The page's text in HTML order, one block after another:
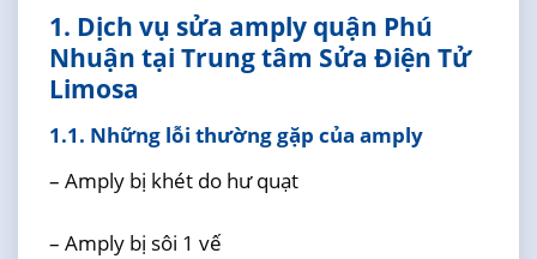
1. Dịch vụ sửa amply quận Phú
Nhuận tại Trung tâm Sửa Điện Tử
Limosa
1.1. Những lỗi thường gặp của amply
– Amply bị khét do hư quạt
– Amply bị sôi 1 vế